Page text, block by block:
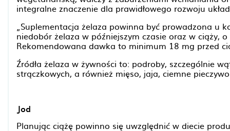
integralne znaczenie dla prawidłowego rozwoju
„Suplementacja żelaza powinna być prowadzona u
niedobór żelaza w późniejszym czasie oraz w ciąży,
Rekomendowana dawka to minimum 18 mg przed
Źródła żelaza w żywności to: podroby, szczególnie
strączkowych, a również mięso, jaja, ciemne
Jod
Planując ciążę powinno się uwzględnić w diecie